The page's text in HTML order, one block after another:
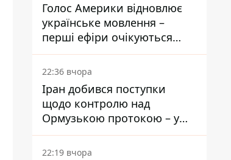
Голос Америки відновлює
українське мовлення –
перші ефіри очікуються
наступного тижня
22:36 вчора
Іран добився поступки
щодо контролю над
Ормузькою протокою – у
Reuters розкрили деталі
22:19 вчора